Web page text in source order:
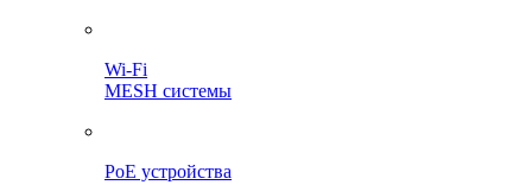
Wi-Fi
MESH системы
PoE устройства